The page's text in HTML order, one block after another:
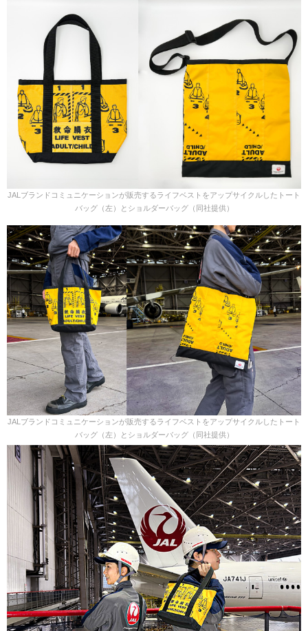
JALブランドコミュニケーションが販売するライフベストをアップサイクルしたトート
バッグ（左）とショルダーバッグ（同社提供）
JALブランドコミュニケーションが販売するライフベストをアップサイクルしたトート
バッグ（左）とショルダーバッグ（同社提供）